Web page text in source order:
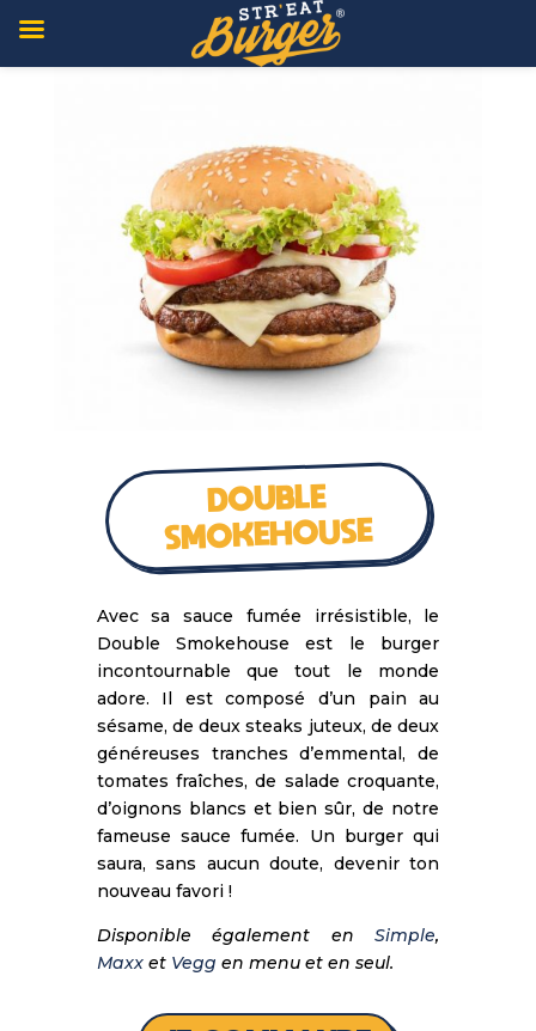
DOUBLE
SMOKEHOUSE
Avec sa sauce fumée irrésistible, le
Double Smokehouse est le burger
incontournable que tout le monde
adore. Il est composé d’un pain au
sésame, de deux steaks juteux, de deux
généreuses tranches d’emmental, de
tomates fraîches, de salade croquante,
d’oignons blancs et bien sûr, de notre
fameuse sauce fumée. Un burger qui
saura, sans aucun doute, devenir ton
nouveau favori !
Disponible également enSimple,
Maxxet Vegg en menu et en seul.